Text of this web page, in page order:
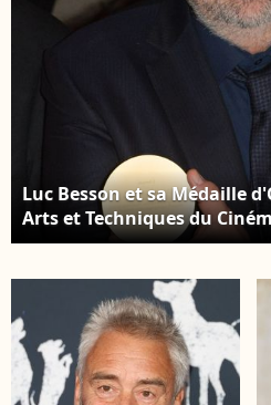
Luc Besson et sa Médaille
Arts et Techniques du
Médaille d'Or de l'Académie
Monnaie de Paris, le 19